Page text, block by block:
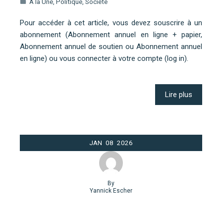
Pour accéder à cet article, vous devez souscrire à un
abonnement (Abonnement annuel en ligne + papier,
Abonnement annuel de soutien ou Abonnement annuel
en ligne) ou vous connecter à votre compte (log in).
Lire plus
JAN 08 2026
By
Yannick Escher